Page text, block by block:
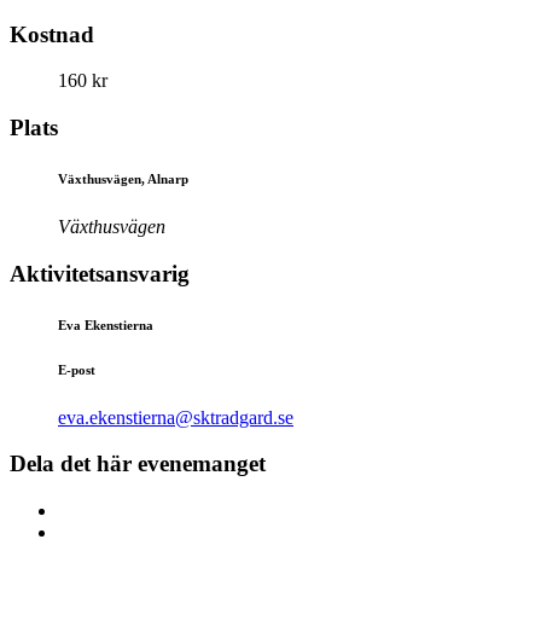
Kostnad
160 kr
Plats
Växthusvägen, Alnarp
Växthusvägen
Aktivitetsansvarig
Eva Ekenstierna
E-post
eva.ekenstierna@sktradgard.se
Dela det här evenemanget